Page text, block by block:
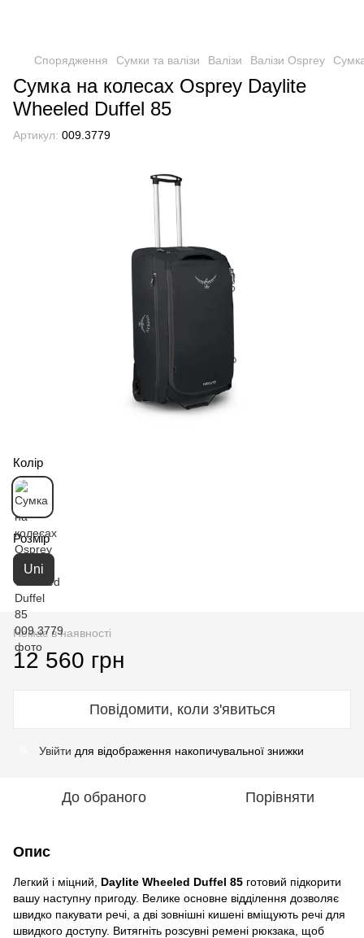
Спорядження Сумки та валізи Валізи Валізи Osprey
Сумка на колесах Osprey Daylite
Wheeled Duffel 85
Артикул: 009.3779
Колір
Розмір
Uni
Немає в наявності
12 560 грн
Повідомити, коли з'явиться
Увійти для відображення накопичувальної знижки
До обраного Порівняти
Опис
Легкий і міцний, Daylite Wheeled Duffel 85 готовий підкорити
вашу наступну пригоду. Велике основне відділення дозволяє
швидко пакувати речі, а дві зовнішні кишені вміщують речі для
швидкого доступу. Витягніть розсувні ремені рюкзака, щоб